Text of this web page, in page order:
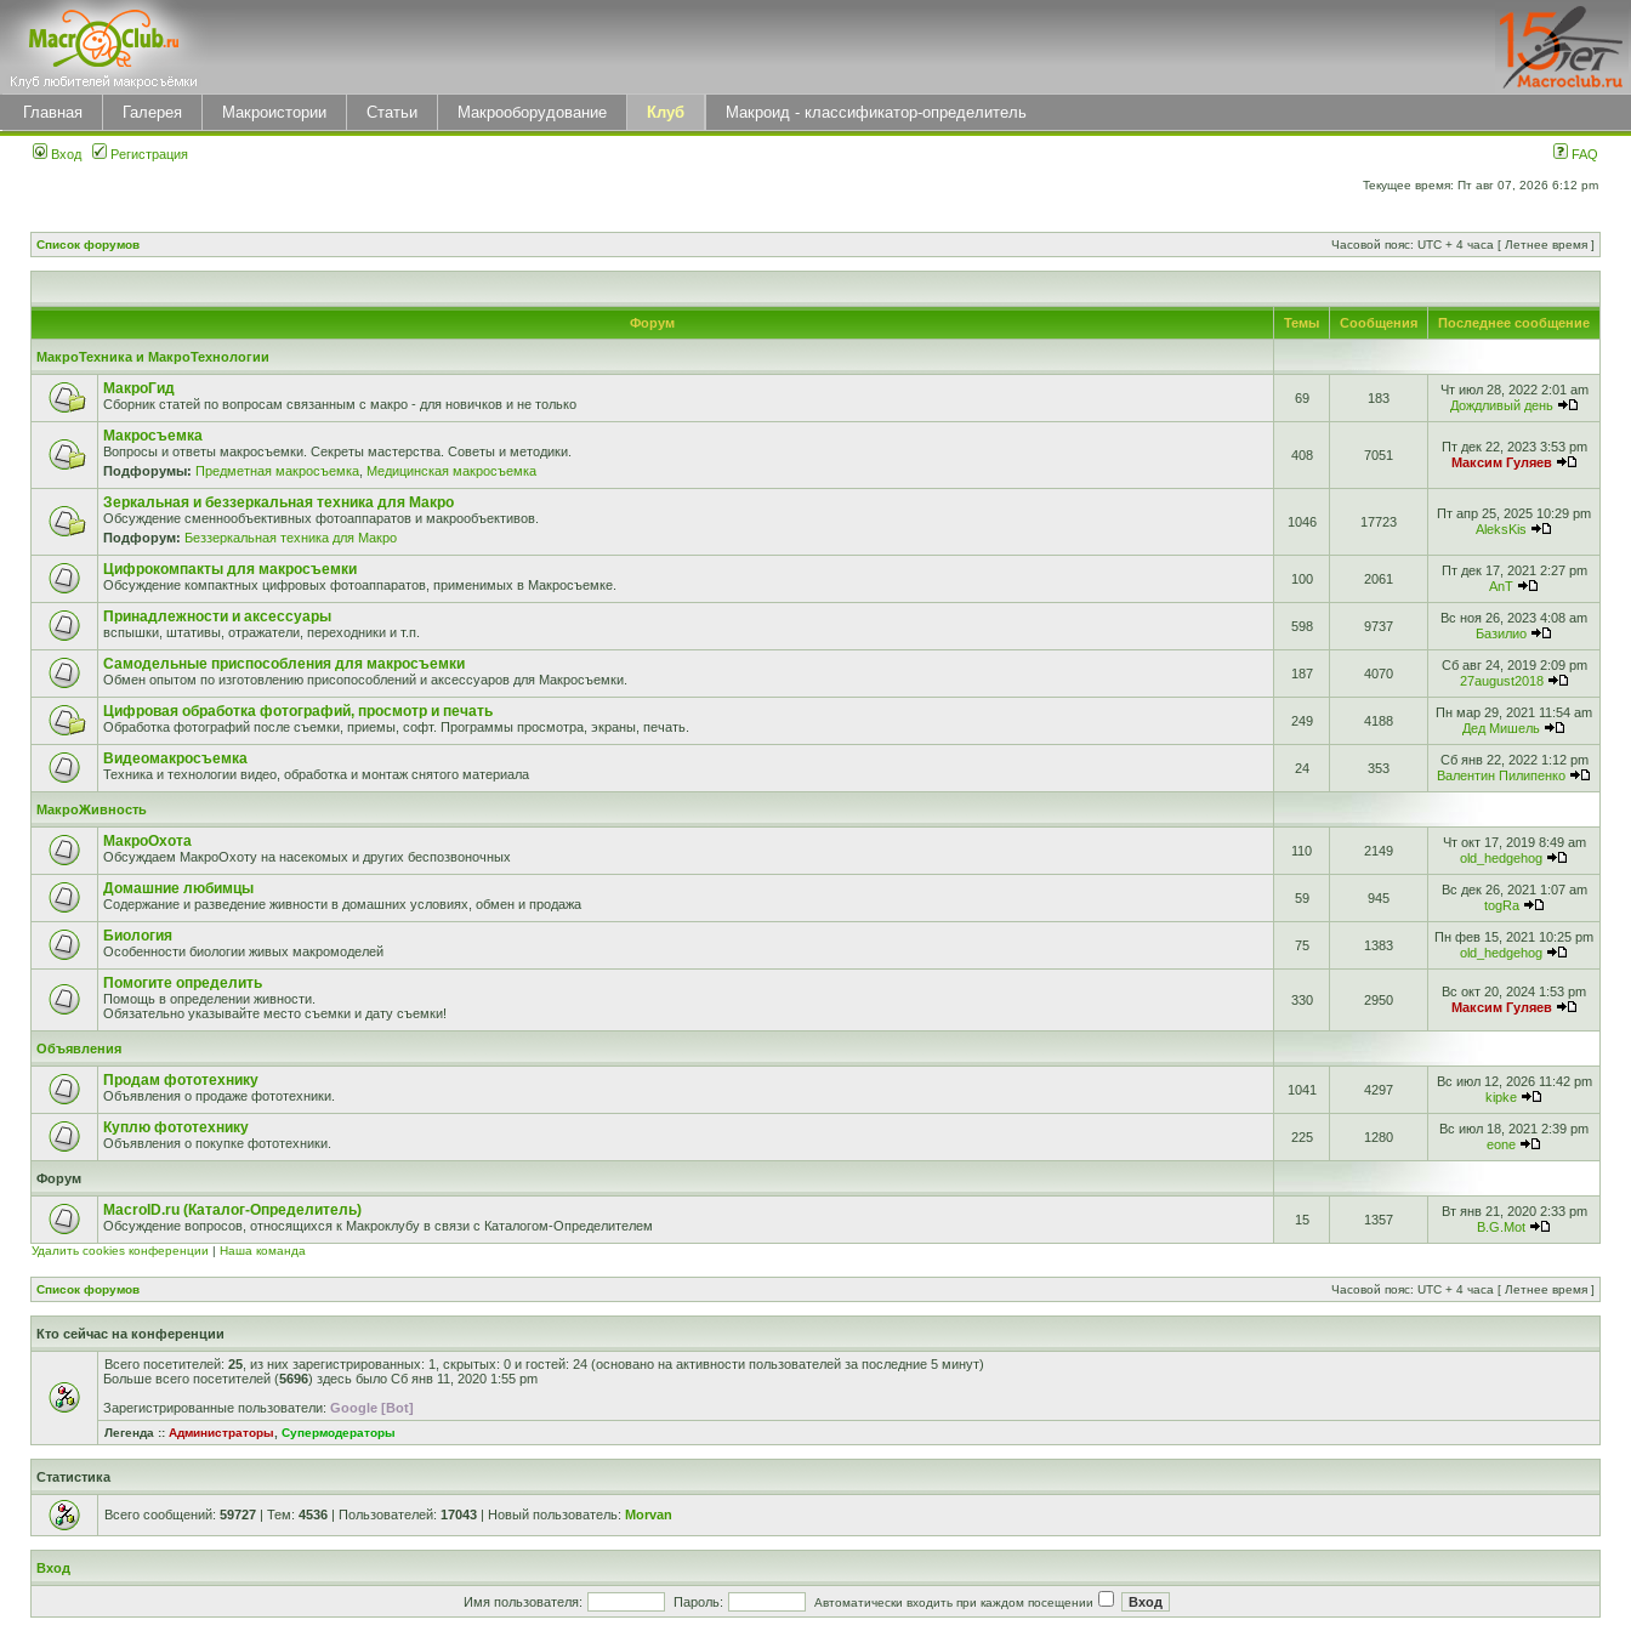
Главная Галерея Макроистории Статьи Макрооборудование Клуб Макроид - классификатор-определитель
Вход Регистрация FAQ
Текущее время: Пт авг 07, 2026 6:12 pm
Список форумов Часовой пояс: UTC + 4 часа [ Летнее время ]
Форум Темы Сообщения Последнее сообщение
МакроТехника и МакроТехнологии
МакроГид
Сборник статей по вопросам связанным с макро - для новичков и не только 69 183
Чт июл 28, 2022 2:01 am
Дождливый день
Макросъемка
Вопросы и ответы макросъемки. Секреты мастерства. Советы и методики.
Подфорумы: Предметная макросъемка Медицинская макросъемка
408 7051
Пт дек 22, 2023 3:53 pm
Максим Гуляев
Зеркальная и беззеркальная техника для Макро
Обсуждение сменнообъективных фотоаппаратов и макрообъективов.
Подфорум: Беззеркальная техника для Макро
1046 17723
Пт апр 25, 2025 10:29 pm
AleksKis
Цифрокомпакты для макросъемки
Обсуждение компактных цифровых фотоаппаратов, применимых в Макросъемке. 100 2061
Пт дек 17, 2021 2:27 pm
AnT
Принадлежности и аксессуары
вспышки, штативы, отражатели, переходники и т.п. 598 9737
Вс ноя 26, 2023 4:08 am
Базилио
Самодельные приспособления для макросъемки
Обмен опытом по изготовлению присопособлений и аксессуаров для Макросъемки. 187 4070
Сб авг 24, 2019 2:09 pm
27august2018
Цифровая обработка фотографий, просмотр и печать
Обработка фотографий после съемки, приемы, софт. Программы просмотра, экраны, печать. 249 4188
Пн мар 29, 2021 11:54 am
Дед Мишель
Видеомакросъемка
Техника и технологии видео, обработка и монтаж снятого материала 24 353
Сб янв 22, 2022 1:12 pm
Валентин Пилипенко
МакроЖивность
МакроОхота
Обсуждаем МакроОхоту на насекомых и других беспозвоночных 110 2149
Чт окт 17, 2019 8:49 am
old_hedgehog
Домашние любимцы
Содержание и разведение живности в домашних условиях, обмен и продажа 59 945
Вс дек 26, 2021 1:07 am
togRa
Биология
Особенности биологии живых макромоделей 75 1383
Пн фев 15, 2021 10:25 pm
old_hedgehog
Помогите определить
Помощь в определении живности.
Обязательно указывайте место съемки и дату съемки!
330 2950
Вс окт 20, 2024 1:53 pm
Максим Гуляев
Объявления
Продам фототехнику
Объявления о продаже фототехники. 1041 4297
Вс июл 12, 2026 11:42 pm
kipke
Куплю фототехнику
Объявления о покупке фототехники. 225 1280
Вс июл 18, 2021 2:39 pm
eone
Форум
MacroID.ru (Каталог-Определитель)
Обсуждение вопросов, относящихся к Макроклубу в связи с Каталогом-Определителем 15 1357
Вт янв 21, 2020 2:33 pm
B.G.Mot
Удалить cookies конференции | Наша команда
Список форумов Часовой пояс: UTC + 4 часа [ Летнее время ]
Кто сейчас на конференции
Всего посетителей: 25 , из них зарегистрированных: 1, скрытых: 0 и гостей: 24 (основано на активности пользователей за последние 5 минут)
Больше всего посетителей (5696) здесь было Сб янв 11, 2020 1:55 pm
Зарегистрированные пользователи: Google [Bot]
Легенда :: Администраторы Супермодераторы
Статистика
Всего сообщений: 59727 | Тем: 4536 | Пользователей: 17043 | Новый пользователь: Morvan
Вход
Имя пользователя: Пароль: Автоматически входить при каждом посещении